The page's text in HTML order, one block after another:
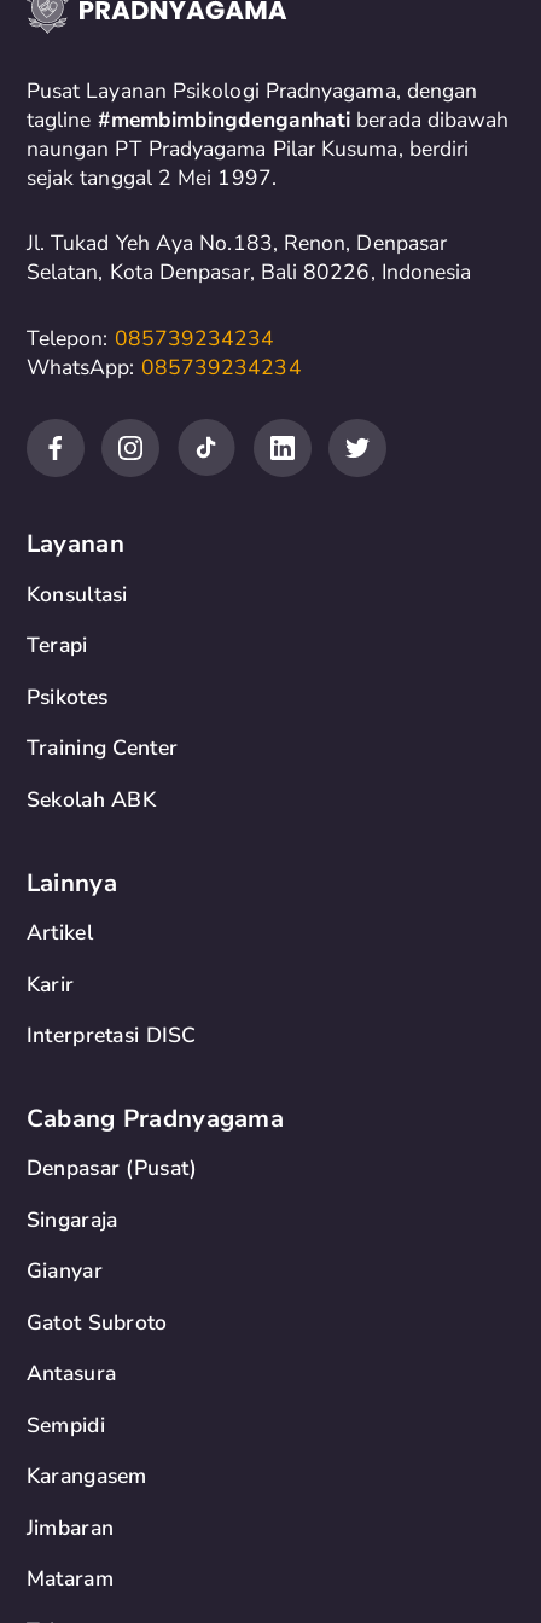
h
o
r
:
Pusat Layanan Psikologi Pradnyagama, dengan
tagline #membimbingdenganhati berada dibawah
naungan PT Pradyagama Pilar Kusuma, berdiri
sejak tanggal 2 Mei 1997.
Jl. Tukad Yeh Aya No.183, Renon, Denpasar
Selatan, Kota Denpasar, Bali 80226, Indonesia
Telepon: 085739234234
WhatsApp: 085739234234
Layanan
Konsultasi
Terapi
Psikotes
Training Center
Sekolah ABK
Lainnya
Artikel
Karir
Interpretasi DISC
Cabang Pradnyagama
Denpasar (Pusat)
Singaraja
Gianyar
Gatot Subroto
Antasura
Sempidi
Karangasem
Jimbaran
Mataram